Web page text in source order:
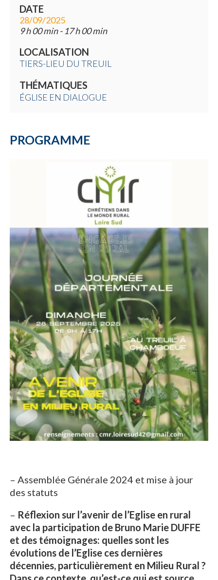
DATE
28/09/2025
9 h 00 min - 17 h 00 min
LOCALISATION
TIERS-LIEU DU TREUIL
THÉMATIQUES
ÉGLISE EN DIALOGUE
PROGRAMME
– Assemblée Générale 2024 et mise à jour
des statuts
– Réflexion sur l’avenir de l’Eglise en rural
avec la participation de Bruno Marie DUFFE
et des témoignages: quelles sont les
évolutions de l’Eglise ces dernières
décennies, particulièrement en Milieu Rural ?